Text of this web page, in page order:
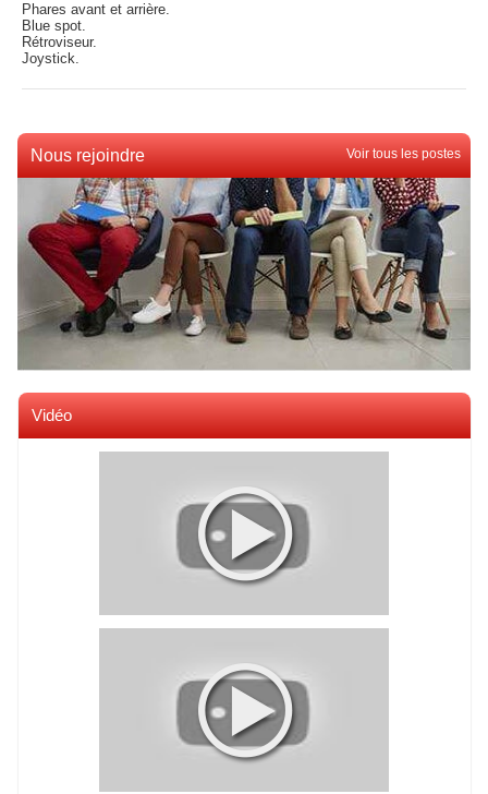
Phares avant et arrière.
Blue spot.
Rétroviseur.
Joystick.
Nous rejoindre Voir tous les postes
Vidéo